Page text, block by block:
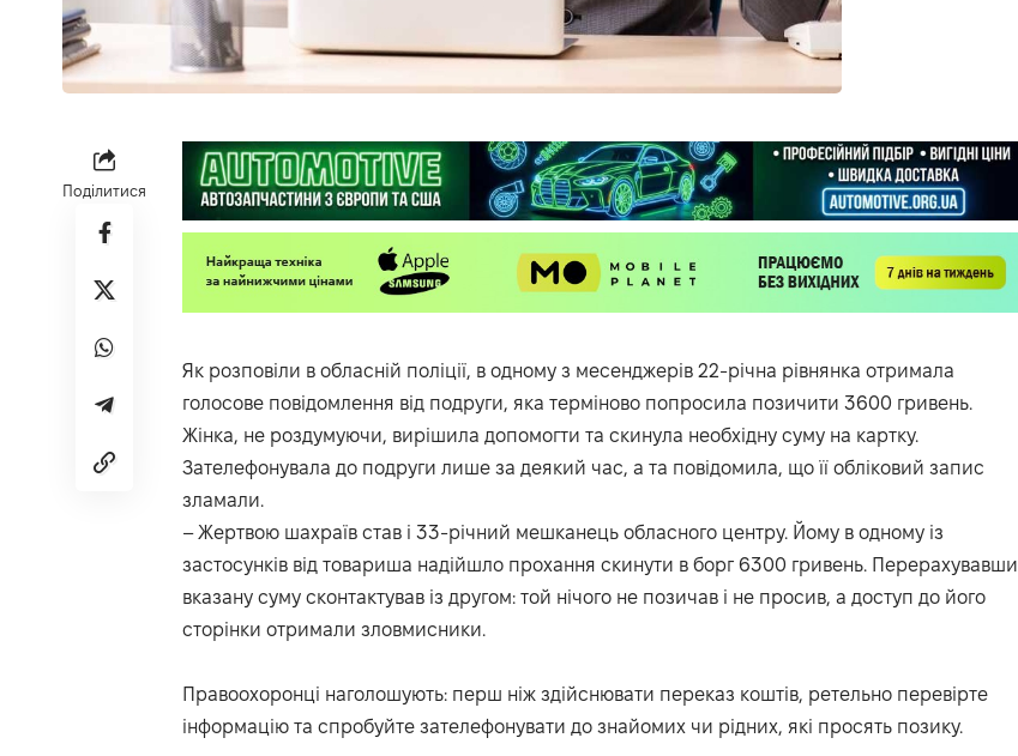
Поділитися
Як розповіли в обласній поліції, в одному з месенджерів 22-річна рівнянка отримала
голосове повідомлення від подруги, яка терміново попросила позичити 3600 гривень.
Жінка, не роздумуючи, вирішила допомогти та скинула необхідну суму на картку.
Зателефонувала до подруги лише за деякий час, а та повідомила, що її обліковий запис
зламали.
– Жертвою шахраїв став і 33-річний мешканець обласного центру. Йому в одному із
застосунків від товариша надійшло прохання скинути в борг 6300 гривень. Перерахувавши
вказану суму сконтактував із другом: той нічого не позичав і не просив, а доступ до його
сторінки отримали зловмисники.
Правоохоронці наголошують: перш ніж здійснювати переказ коштів, ретельно перевірте
інформацію та спробуйте зателефонувати до знайомих чи рідних, які просять позику.